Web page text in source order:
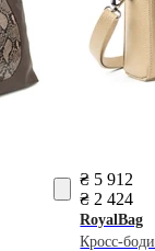
₴ 5 912
₴ 2 424
RoyalBag
Кросс-боди